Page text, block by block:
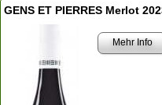
GENS ET PIERRES Merlot
Mehr Info